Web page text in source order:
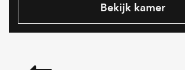
Bekijk kamer